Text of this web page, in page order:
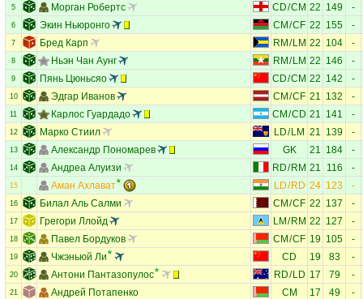
5 Морган Робертс CD/CM 22 149 -
6 Экин Ньюронго CM /CF 22 155 -
7 Бред Карп RM /LM 22 104 -
8 Ньэн Чан Аунг RM /LM 22 146 -
9 Пянь Цюньсяо CD/CM 22 142 -
10 Эдгар Иванов CM /CF 21 132 -
11 Карлос Гуардадо CM /CD 21 141 -
12 Марко Стиил LD/ LM 21 139 -
13 Александр Пономарев GK 21 184 -
14 Андреа Алуизи RD/ RM 21 116 -
15 Аман Ахлават LD/RD 24 123 -
16 Билал Аль Салми CM /CF 22 137 -
17 Грегори Ллойд LM /RM 22 127 -
18 Павел Бордуков CM /CF 19 105 -
19 Чжэньюй Ли CD 19 83 -
20 Антони Пантазопулос RD/LD 17 79 -
21 Андрей Потапенко CM 17 49 -